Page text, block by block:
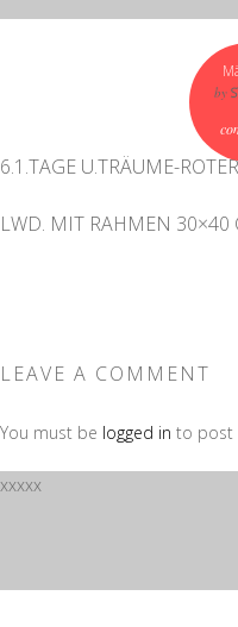
by
6.1.TAGE U.TRÄUME-
LWD. MIT RAHMEN 30×40
LEAVE A COMMENT
You must be logged in to post
xxxxx